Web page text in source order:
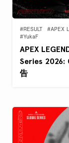
#RESULT #APEX
#YukaF
APEX
Series 2026:
告